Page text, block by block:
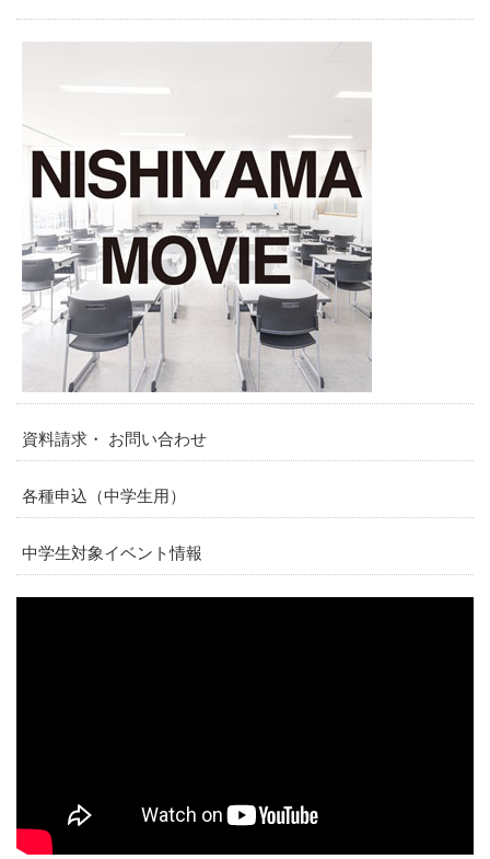
資料請求・ お問い合わせ
各種申込（中学生用）
中学生対象イベント情報